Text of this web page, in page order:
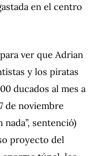
en el centro
ver que Adrian
y los piratas
ducados al mes a
de noviembre
sentenció)
proyecto del